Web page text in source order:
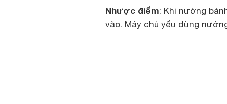
Nhược điểm: Khi nướng
vào. Máy chủ yếu dùng